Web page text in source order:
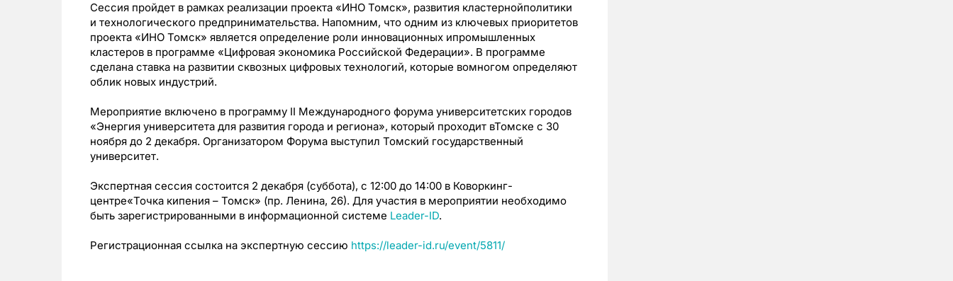
Сессия пройдет в рамках реализации проекта «ИНО Томск», развития кластернойполитики
и технологического предпринимательства. Напомним, что одним из ключевых приоритетов
проекта «ИНО Томск» является определение роли инновационных ипромышленных
кластеров в программе «Цифровая экономика Российской Федерации». В программе
сделана ставка на развитии сквозных цифровых технологий, которые вомногом определяют
облик новых индустрий.
Мероприятие включено в программу II Международного форума университетских городов
«Энергия университета для развития города и региона», который проходит вТомске с 30
ноября до 2 декабря. Организатором Форума выступил Томский государственный
университет.
Экспертная сессия состоится 2 декабря (суббота), с 12:00 до 14:00 в Коворкинг-
центре«Точка кипения – Томск» (пр. Ленина, 26). Для участия в мероприятии необходимо
быть зарегистрированными в информационной системе Leader-ID.
Регистрационная ссылка на экспертную сессию https://leader-id.ru/event/5811/